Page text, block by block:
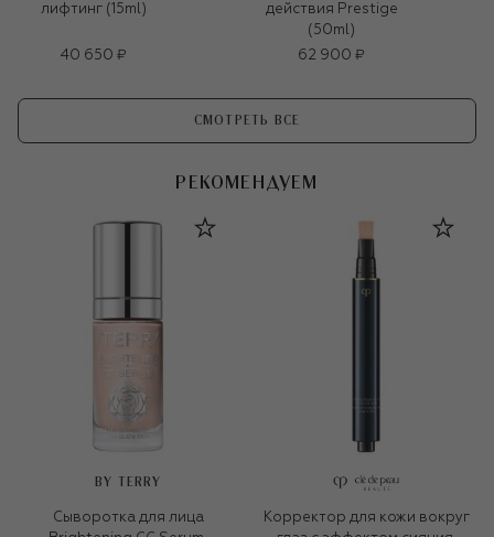
лифтинг (15ml)
40 650 ₽
действия Prestige
(50ml)
62 900 ₽
СМОТРЕТЬ ВСЕ
РЕКОМЕНДУЕМ
BY TERRY
Сыворотка для лица
Корректор для кожи вокруг